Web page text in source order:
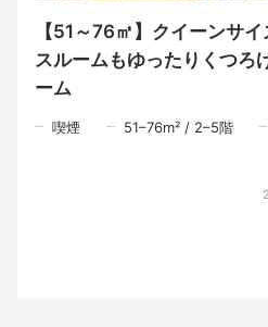
◇東条湖おもちゃ王国 車で30分
◇ゴルフ場 多数あるゴルフ場まで
＜ご予約時の注意事項＞
・チェックインの際は『公式予約』
・当施設は旅館業法に基づく運営を
【51～76㎡】クイーンサ
スルームもゆったりくつろ
ーム
喫煙 51–76m² / 2–5階